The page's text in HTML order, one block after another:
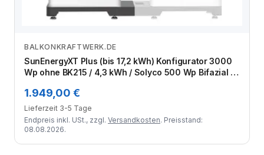
Zum Angebot
BALKONKRAFTWERK.DE
SunEnergyXT Plus (bis 17,2 kWh) Konfigurator 3000
Wp ohne BK215 / 4,3 kWh / Solyco 500 Wp Bifazial /
1.949,00 €
Lieferzeit 3-5 Tage
Endpreis inkl. USt., zzgl. Versandkosten. Preisstand:
08.08.2026.